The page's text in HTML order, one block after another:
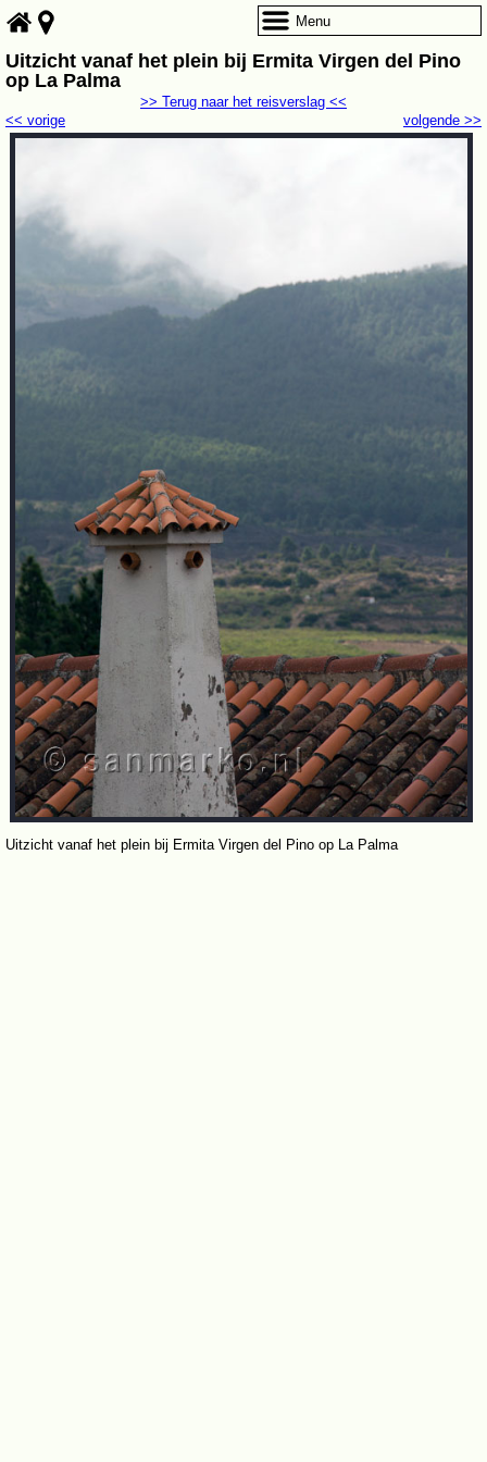
Uitzicht vanaf het plein bij Ermita Virgen del Pino
op La Palma
volgende >>
<< vorige
>> Terug naar het reisverslag <<
Uitzicht vanaf het plein bij Ermita Virgen del Pino op La Palma
Menu